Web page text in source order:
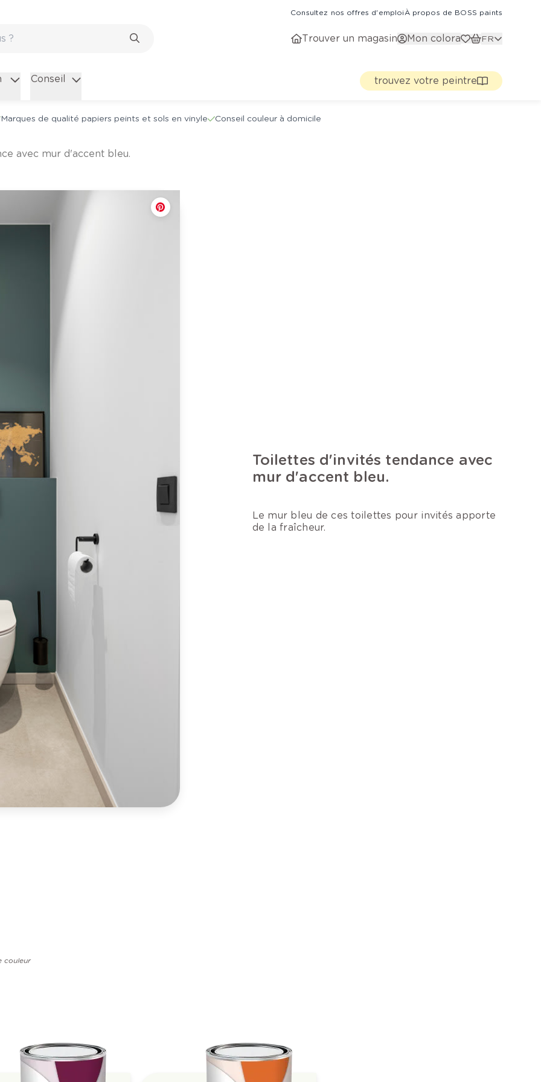
Consultez nos offres d'emploiÀ propos de BOSS paints
Trouver un magasin Mon colora FR
Conseil trouvez votre peintre
Marques de qualité papiers peints et sols en vinyle Conseil couleur à domicile
avec mur d'accent bleu.
Toilettes d'invités tendance avec
mur d'accent bleu.
Le mur bleu de ces toilettes pour invités apporte
de la fraîcheur.
couleur